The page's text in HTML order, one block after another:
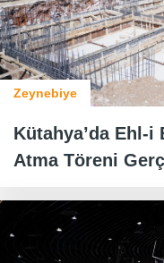
Zeynebiye
Kütahya’da Ehl-i
Atma Töreni